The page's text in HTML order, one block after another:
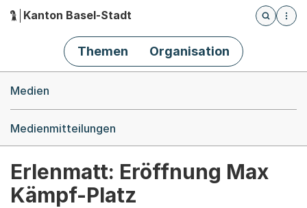
Hauptnavigation
Kanton Basel-Stadt
Öffnet
Themen Organisation
Medien
Medienmitteilungen
Erlenmatt: Eröffnung Max
Kämpf-Platz